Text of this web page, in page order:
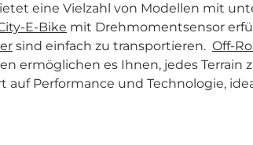
eine Vielzahl von Modellen mit
E-Bike mit Drehmomentsensor
sind einfach zu transportieren. Off-
ermöglichen es Ihnen, jedes Terrain
auf Performance und Technologie,